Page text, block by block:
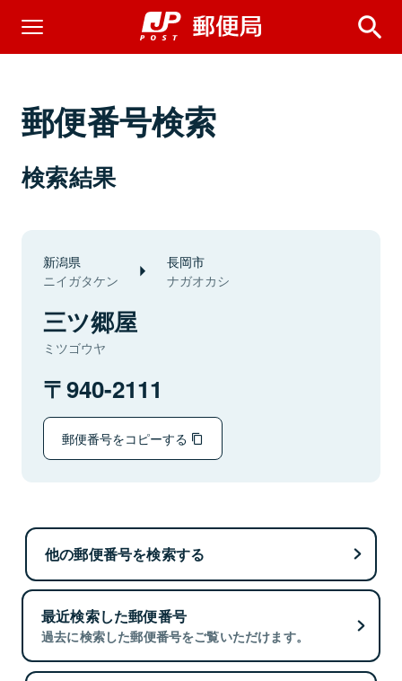
郵便番号検索
検索結果
新潟県
ニイガタケン
長岡市
ナガオカシ
三ツ郷屋
ミツゴウヤ
940-2111
郵便番号をコピーする
他の郵便番号を検索する
最近検索した郵便番号
過去に検索した郵便番号をご覧いただけます。